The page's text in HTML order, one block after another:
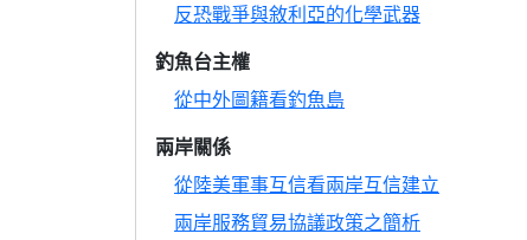
反恐戰爭與敘利亞的化學武器
釣魚台主權
從中外圖籍看釣魚島
兩岸關係
從陸美軍事互信看兩岸互信建立
兩岸服務貿易協議政策之簡析